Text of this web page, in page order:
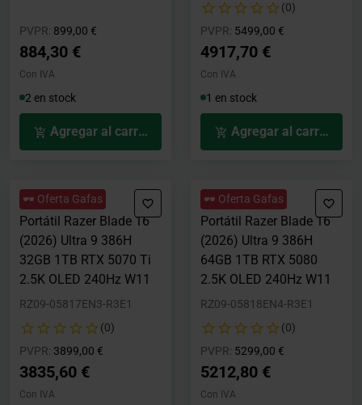
PVPR: Precio rebajado desde
899,00 €
884,30 €
Con IVA
2 en stock
Agregar al carrito
(0)
PVPR: Precio rebajado desde
5499,00 €
4917,70 €
Con IVA
1 en stock
Agregar al carrito
🕶️ Oferta Gafas
Portátil Razer Blade 16
(2026) Ultra 9 386H
32GB 1TB RTX 5070 Ti
2.5K OLED 240Hz W11
RZ09-05817EN3-R3E1
(0)
PVPR: Precio rebajado desde
3899,00 €
3835,60 €
Con IVA
🕶️ Oferta Gafas
Portátil Razer Blade 16
(2026) Ultra 9 386H
64GB 1TB RTX 5080
2.5K OLED 240Hz W11
RZ09-05818EN4-R3E1
(0)
PVPR: Precio rebajado desde
5299,00 €
5212,80 €
Con IVA